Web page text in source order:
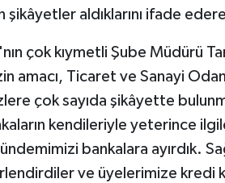
şikâyetler aldıklarını ifade
çok kıymetli Şube Müdürü
amacı, Ticaret ve Sanayi
çok sayıda şikâyette
kendileriyle yeterince
bankalara ayırdık.
ve üyelerimize kredi